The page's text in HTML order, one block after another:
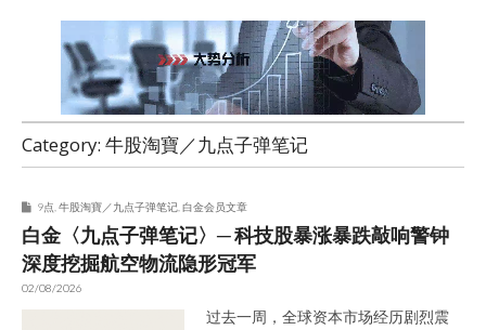
9点股票
Category: 牛股淘寶／九点子弹笔记
9点 牛股淘寶／九点子弹笔记 白金会员文章
白金〈九点子弹笔记〉─ 科技股暴涨暴跌敲响警钟
深度挖掘航空物流隐形冠军
02/08/2026
过去一周，全球资本市场经历剧烈震